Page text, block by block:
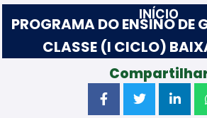
INÍCIO
PROGRAMA DO ENSINO DE
CLASSE (I CICLO)